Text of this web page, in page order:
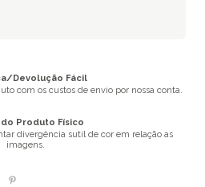
Devolução Fácil
com os custos de envio por nossa conta.
Produto Físico
divergência sutil de cor em relação as
imagens.